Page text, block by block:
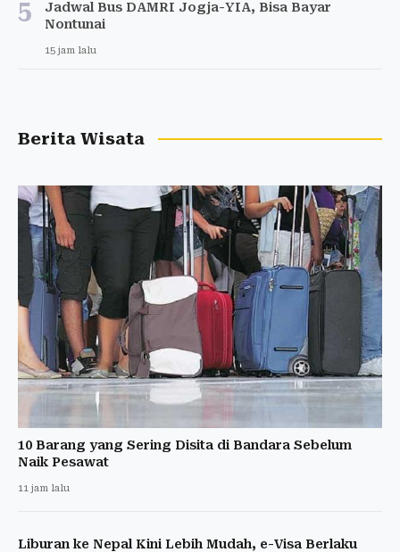
5
Jadwal Bus DAMRI Jogja-YIA, Bisa Bayar
Nontunai
15 jam lalu
Berita Wisata
10 Barang yang Sering Disita di Bandara Sebelum
Naik Pesawat
11 jam lalu
Liburan ke Nepal Kini Lebih Mudah, e-Visa Berlaku